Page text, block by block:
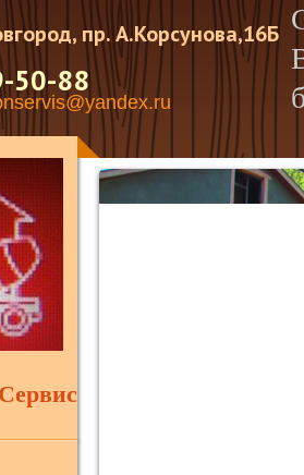
пр. А.Корсунова,16Б
50-88